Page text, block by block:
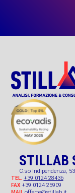
STILLAB
C.so Indipendenza,
TEL. +39 0124 28436
FAX+39 0124 25909